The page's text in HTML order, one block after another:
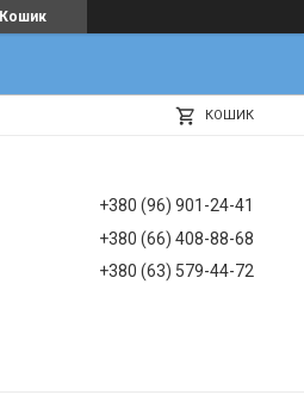
Кошик
КОШИК
+380 (96) 901-24-41
+380 (66) 408-88-68
+380 (63) 579-44-72